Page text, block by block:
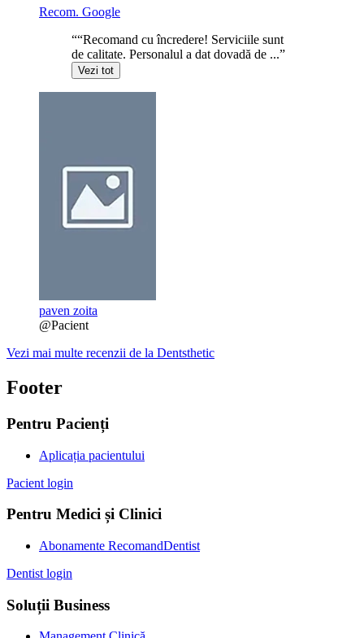
Recom. Google
““Recomand cu încredere! Serviciile sunt
de calitate. Personalul a dat dovadă de ...”
Vezi tot
paven zoita
@Pacient
Vezi mai multe recenzii de la Dentsthetic
Footer
Pentru Pacienți
Aplicația pacientului
Pacient login
Pentru Medici și Clinici
Abonamente RecomandDentist
Dentist login
Soluții Business